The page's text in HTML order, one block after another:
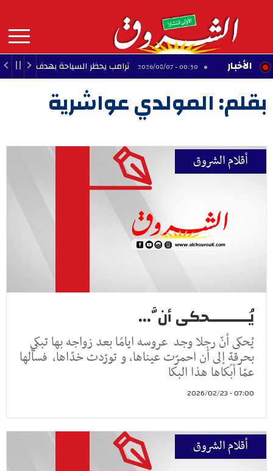
contenu
principal
MAIN
NAVIGATION الأخبار 00:30 - 2026/08/07 ترامب يحظر السياحة بهدف ولادة
بقلم: المولدي عواشرية
أقلام الشروق
يُـــــــــحكى أنَّ...
يُحكى أنّ رجلا وجد عروسه ايامًا بعد زواجه بها تبكي
بحرقةٍ إلى أن احمرّت عيناها، و تورّدت خدّاها، فسألها
عمّا أبكاها هذا البكا
07:00 - 2026/02/23
أقلام الشروق